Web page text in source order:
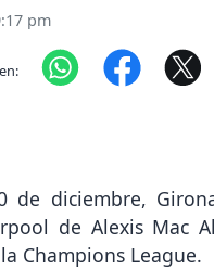
pm
de diciembre,
de Alexis Mac
Champions League.